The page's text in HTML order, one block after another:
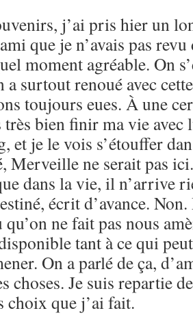
j’ai pris hier un
que je n’avais pas revu
moment agréable. On
a surtout renoué avec
toujours eues. À une
très bien finir ma vie avec
et je le vois s’étouffer
Merveille ne serait pas
dans la vie, il n’arrive
écrit d’avance.
qu’on ne fait pas nous
tant à ce qui
On a parlé de ça,
choses. Je suis repartie
choix que j’ai fait.